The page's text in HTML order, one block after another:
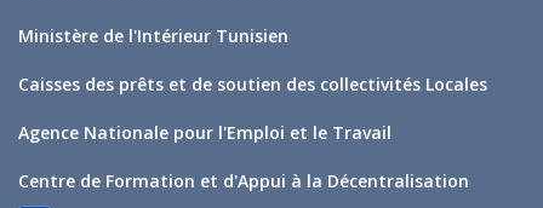
Ministère de l'Intérieur Tunisien
Caisses des prêts et de soutien des collectivités Locales
Agence Nationale pour l'Emploi et le Travail
Centre de Formation et d'Appui à la Décentralisation